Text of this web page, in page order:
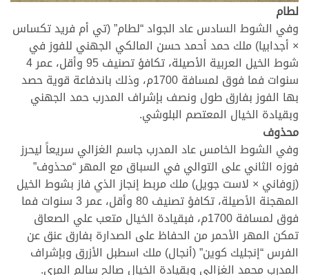
لطام
وفي الشوط السادس عاد الجواد “لطام” (تي أم فريد تكساس
× أجدابيا) ملك حمد أحمد حسن المالكي الجهني للفوز في
شوط الخيل العربية الأصيلة، تكافؤ تصنيف 95 وأقل، عمر 4
سنوات فما فوق لمسافة 1700م، وذلك باندفاعة قوية حصد
بها الفوز بفارق طول ونصف بإشراف المدرب حمد الجهني
وبقيادة الخيال المعتصم البلوشي.
محذوف
وفي الشوط الخامس عاد المدرب جاسم الغزالي سريعاً ليحرز
فوزه الثاني على التوالي في السباق مع المهر “محذوف”
(زوفاني × لاست جويل) ملك مربط إنجاز الذي فاز بشوط الخيل
المهجنة الأصيلة، تكافؤ تصنيف 80 وأقل، عمر 3 سنوات فما
فوق لمسافة 1700م، فبقيادة الخيال متعب علي الصعاق
تمكن المهر الأحمر من الحفاظ على الصدارة بفارق عنق عن
الفرس “إنجليك كوين” (أنجال) ملك اسطبل الأزرق وبإشراف
المدرب محمد الغزالي وبقيادة الخيال صالح سالم المري.